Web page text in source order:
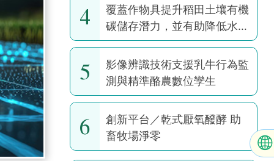
4
覆蓋作物具提升稻田土壤有機
碳儲存潛力，並有助降低水稻
耕作全球暖化潛勢
5
影像辨識技術支援乳牛行為監
測與精準酪農數位孿生
6
創新平台／乾式厭氧醱酵 助
畜牧場淨零